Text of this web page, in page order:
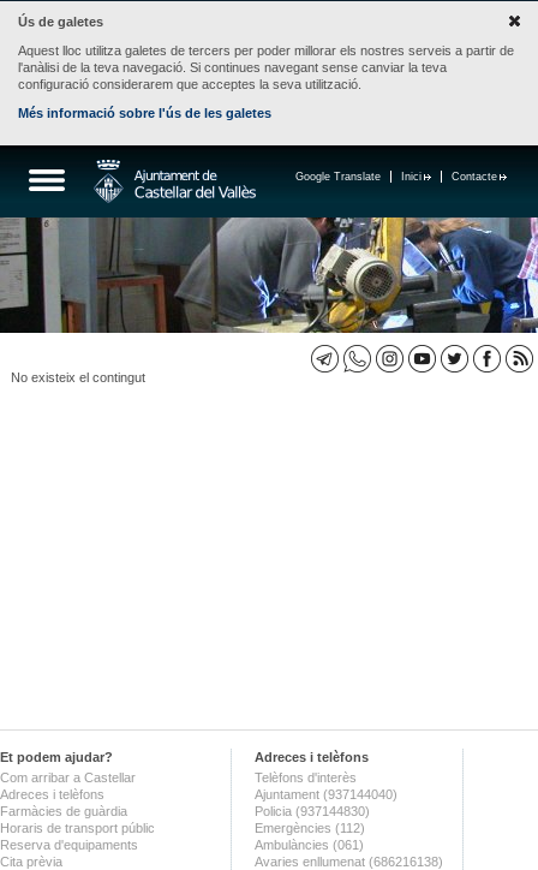
Ús de galetes
Aquest lloc utilitza galetes de tercers per poder millorar els nostres serveis a partir de
l'anàlisi de la teva navegació. Si continues navegant sense canviar la teva
configuració considerarem que acceptes la seva utilització.
Més informació sobre l'ús de les galetes
Contacte
Inici
Google Translate
No existeix el contingut
Et podem ajudar?
Com arribar a Castellar
Adreces i telèfons
Farmàcies de guàrdia
Horaris de transport públic
Reserva d'equipaments
Cita prèvia
Adreces i telèfons
Telèfons d'interès
Ajuntament (937144040)
Policia (937144830)
Emergències (112)
Ambulàncies (061)
Avaries enllumenat (686216138)